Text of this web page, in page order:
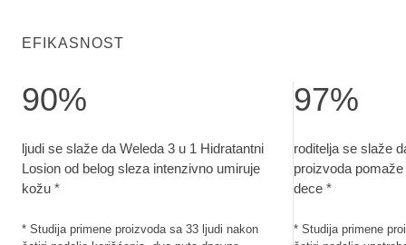
EFIKASNOST
90%
ljudi se slaže da Weleda 3 u 1 Hidratantni
Losion od belog sleza intenzivno umiruje
kožu *
* Studija primene proizvoda sa 33 ljudi nakon
97%
roditelja se slaže
proizvoda
dece *
* Studija primene